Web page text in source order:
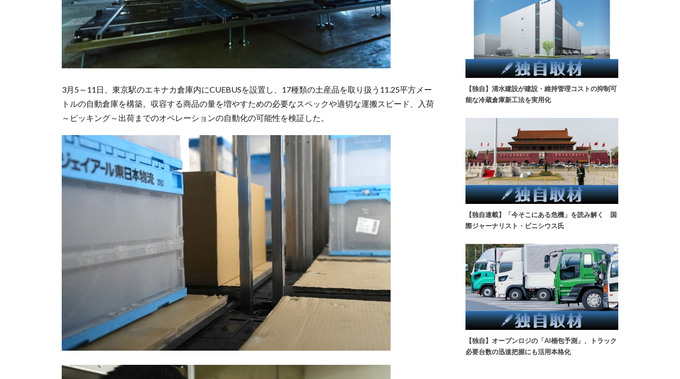
3月5～11日、東京駅のエキナカ倉庫内にCUEBUSを設置し、17種類の土産品を取り扱う11.25平方メー
トルの自動倉庫を構築。収容する商品の量を増やすための必要なスペックや適切な運搬スピード、入荷
～ピッキング～出荷までのオペレーションの自動化の可能性を検証した。
【独自】清水建設が建設・維持管理コストの抑制可
能な冷蔵倉庫新工法を実用化
【独自連載】「今そこにある危機」を読み解く 国
際ジャーナリスト・ビニシウス氏
【独自】オープンロジの「AI梱包予測」、トラック
必要台数の迅速把握にも活用本格化